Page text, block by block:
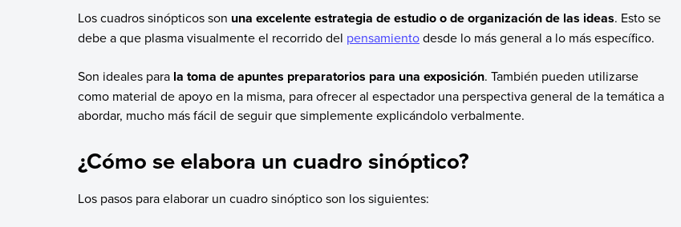
Los cuadros sinópticos son una excelente estrategia de estudio o de organización de las ideas. Esto se
debe a que plasma visualmente el recorrido del pensamientodesde lo más general a lo más específico.
Son ideales para la toma de apuntes preparatorios para una exposición. También pueden utilizarse
como material de apoyo en la misma, para ofrecer al espectador una perspectiva general de la temática a
abordar, mucho más fácil de seguir que simplemente explicándolo verbalmente.
¿Cómo se elabora un cuadro sinóptico?
Los pasos para elaborar un cuadro sinóptico son los siguientes: